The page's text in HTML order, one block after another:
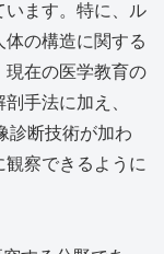
います。特に、ル
の構造に関する
現在の医学教育の
手法に加え、
診断技術が加わ
察できるように